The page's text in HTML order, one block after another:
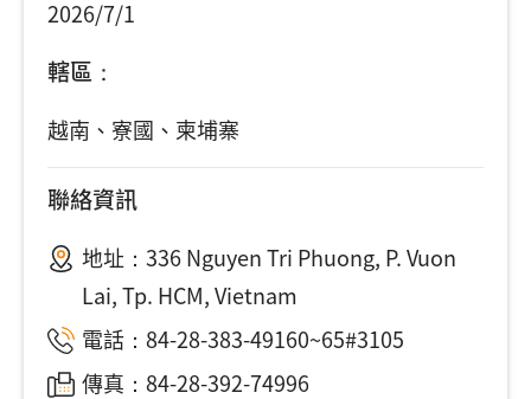
2026/7/1
轄區：
越南、寮國、柬埔寨
聯絡資訊
地址： 336 Nguyen Tri Phuong, P. Vuon
Lai, Tp. HCM, Vietnam
電話： 84-28-383-49160~65#3105
傳真：84-28-392-74996